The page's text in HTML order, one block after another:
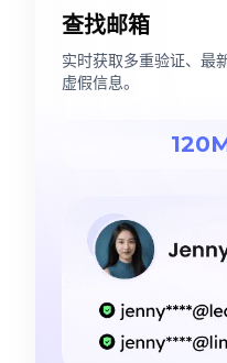
查找邮箱
实时获取多重验证、最
虚假信息。